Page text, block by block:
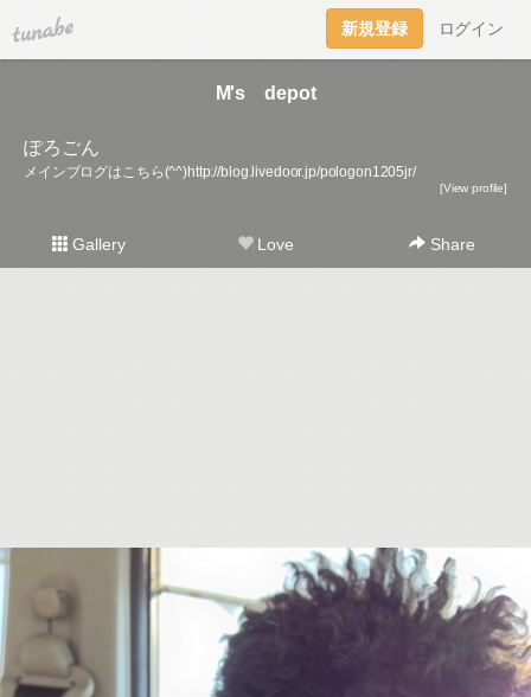
tuna.be 新規登録 ログイン
M's depot
ぽろごん
メインブログはこちら(^^)http://blog.livedoor.jp/pologon1205jr/
[View profile]
Gallery Love Share